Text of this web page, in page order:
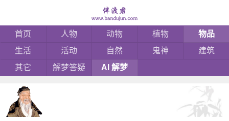
首页 人物 动物 植物
物品
生活
活动 自然 鬼神
建筑
其它
解梦答疑 AI 解梦